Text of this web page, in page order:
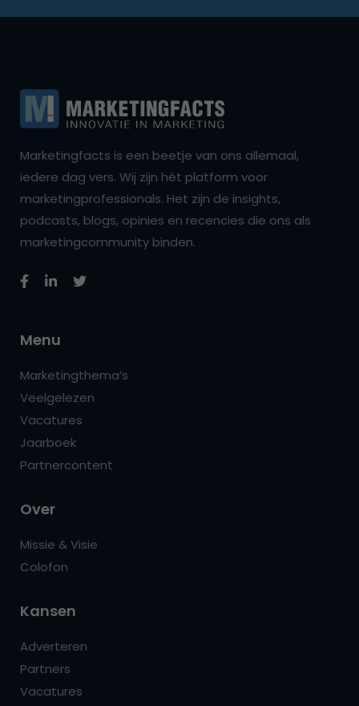
Marketingfacts is een beetje van ons allemaal,
iedere dag vers. Wij zijn hét platform voor
marketingprofessionals. Het zijn de insights,
podcasts, blogs, opinies en recencies die ons als
marketingcommunity binden.
Menu
Marketingthema’s
Veelgelezen
Vacatures
Jaarboek
Partnercontent
Over
Missie & Visie
Colofon
Kansen
Adverteren
Partners
Vacatures